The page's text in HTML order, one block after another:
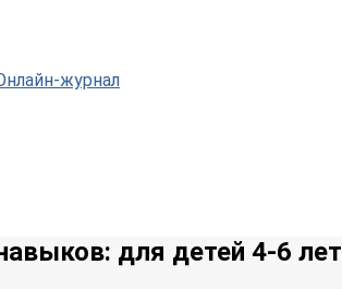
журнал
для детей 4-6 лет